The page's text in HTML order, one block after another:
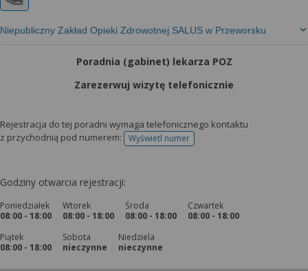
Niepubliczny Zakład Opieki Zdrowotnej SALUS w Przeworsku
Poradnia (gabinet) lekarza POZ
Zarezerwuj wizytę telefonicznie
Rejestracja do tej poradni wymaga telefonicznego kontaktu
z przychodnią pod numerem:
Wyświetl numertelefonu do rejestracji
Godziny otwarcia rejestracji:
Poniedziałek
08:00 - 18:00
Wtorek
08:00 - 18:00
Środa
08:00 - 18:00
Czwartek
08:00 - 18:00
Piątek
08:00 - 18:00
Sobota
nieczynne
Niedziela
nieczynne